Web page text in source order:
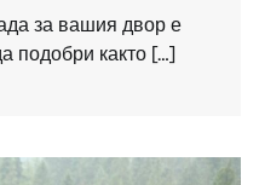
за вашия двор е
подобри както […]